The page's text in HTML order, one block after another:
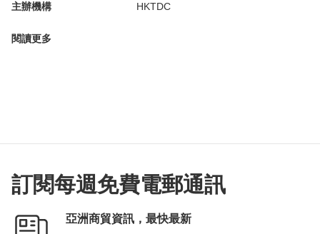
主辦機構 HKTDC
閱讀更多
訂閱每週免費電郵通訊
亞洲商貿資訊，最快最新